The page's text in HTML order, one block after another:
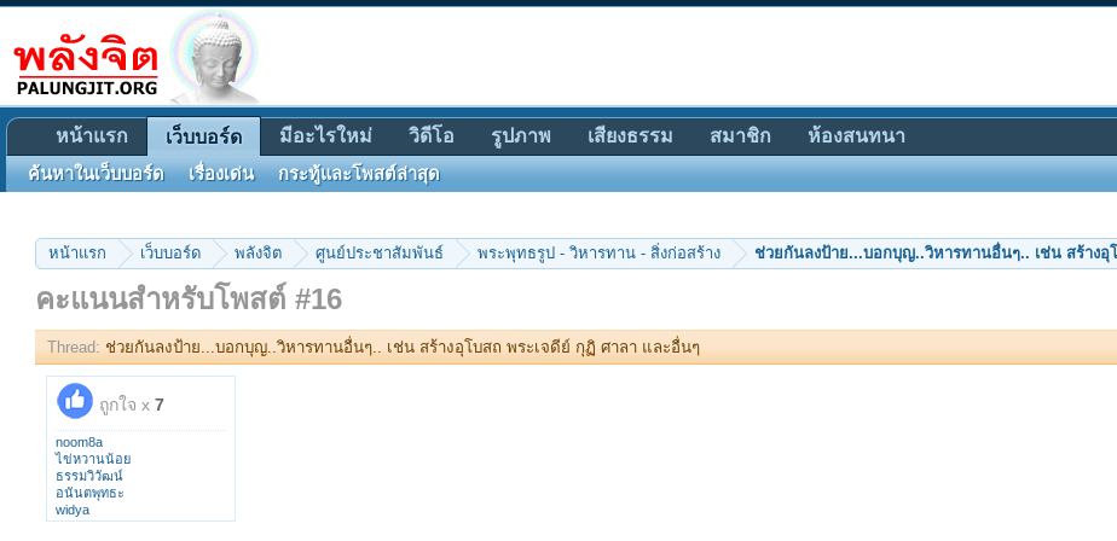
หน้าแรก เว็บบอร์ด พลังจิต ศูนย์ประชาสัมพันธ์ พระพุทธรูป - วิหารทาน - สิ่งก่อสร้าง ช่วยกันลงป้าย...บอกบุญ..วิหารทานอื่นๆ.. เช่น สร้างอุ
คะแนนสำหรับโพสต์ #16
Thread: ช่วยกันลงป้าย...บอกบุญ..วิหารทานอื่นๆ.. เช่น สร้างอุโบสถ พระเจดีย์ กุฏิ ศาลา และอื่นๆ
ถูกใจ x 7
noom8a
ไข่หวานน้อย
ธรรมวิวัฒน์
อนันตพุทธะ
widya
panuddaice
หน้าแรก เว็บบอร์ด
ค้นหาในเว็บบอร์ด เรื่องเด่น กระทู้และโพสต์ล่าสุด
มีอะไรใหม่ วิดีโอ รูปภาพ เสียงธรรม สมาชิก ห้องสนทนา